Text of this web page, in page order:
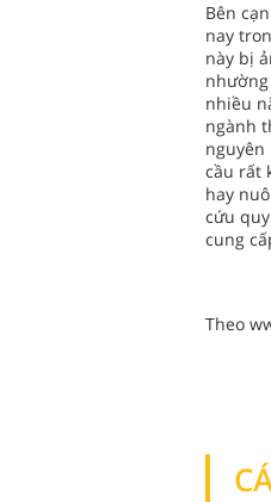
Bên
nay
này bị
nhiều
ngành
nguyên
cầu rất
hay
cứu
cung
Theo